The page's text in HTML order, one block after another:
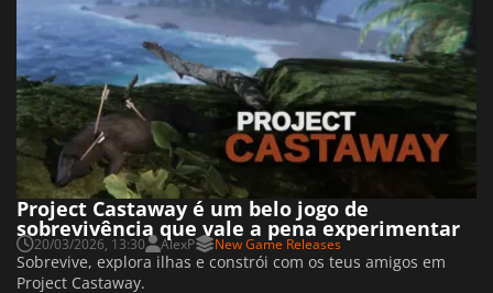
Project Castaway é um belo jogo de
sobrevivência que vale a pena experimentar
20/03/2026, 13:30 AlexP New Game Releases
Sobrevive, explora ilhas e constrói com os teus amigos em
Project Castaway.